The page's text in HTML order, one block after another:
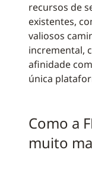
recursos de
existentes,
valiosos
incremental,
afinidade
única
Como a
muito